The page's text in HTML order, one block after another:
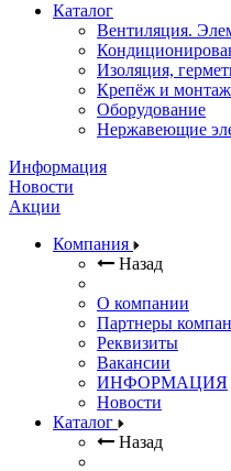
Каталог
Вентиляция.
Изоляция,
Крепёж и
Оборудование
Нержавеющие
Информация
Новости
Акции
Компания
Назад
О компании
Партнеры
Реквизиты
Вакансии
ИНФОРМАЦИЯ
Новости
Каталог
Назад